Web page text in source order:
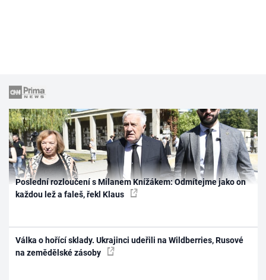
Poslední rozloučení s Milanem Knížákem: Odmítejme jako on
každou lež a faleš, řekl Klaus
Válka o hořící sklady. Ukrajinci udeřili na Wildberries, Rusové
na zemědělské zásoby